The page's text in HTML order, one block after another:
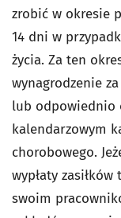
zrobić w okresie
14 dni w
życia. Za ten
wynagrodzenie
lub odpowiednio
kalendarzowym
chorobowego.
wypłaty
swoim